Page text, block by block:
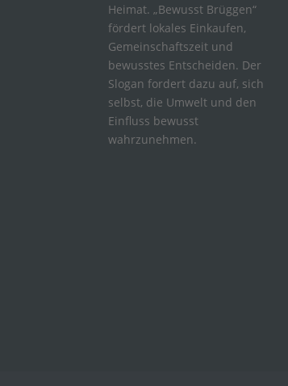
Heimat. „Bewusst Brüggen“
fördert lokales Einkaufen,
Gemeinschaftszeit und
bewusstes Entscheiden. Der
Slogan fordert dazu auf, sich
selbst, die Umwelt und den
Einfluss bewusst
wahrzunehmen.